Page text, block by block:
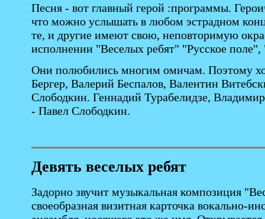
Песня - вот главный герой :программы.
что можно услышать в любом эстрадном
те, и другие имеют свою, неповторимую
исполнении "Веселых ребят" "Русское
Они полюбились многим омичам. Поэтому
Бергер, Валерий Беспалов, Валентин
Слободкин. Геннадий Турабелидзе,
- Павел Слободкин.
Девять веселых ребят
Задорно звучит музыкальная композиция
своеобразная визитная карточка вокально-